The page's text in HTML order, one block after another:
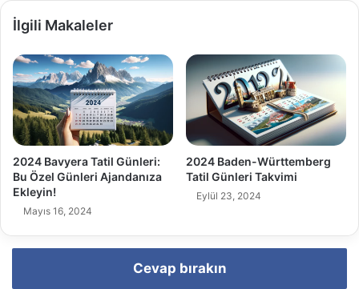
İlgili Makaleler
2024 Bavyera Tatil Günleri:
Bu Özel Günleri Ajandanıza
Ekleyin!
Mayıs 16, 2024
2024 Baden-Württemberg
Tatil Günleri Takvimi
Eylül 23, 2024
Cevap bırakın